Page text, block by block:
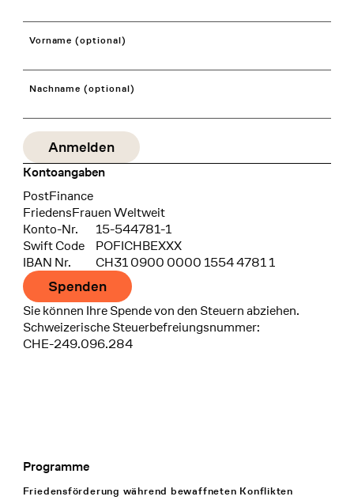
Vorname (optional)
Nachname (optional)
Kontoangaben
Bank
PostFinance
Recipient
FriedensFrauen Weltweit
Konto-Nr.
15-544781-1
Swift Code
POFICHBEXXX
IBAN Nr.
CH31 0900 0000 1554 4781 1
Spenden
Sie können Ihre Spende von den Steuern abziehen.
Schweizerische Steuerbefreiungsnummer:
CHE-249.096.284
Footer Navigation
Programme
Friedensförderung während bewaffneten Konflikten